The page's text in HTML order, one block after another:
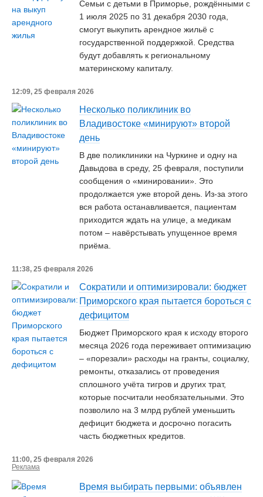
Семьи с детьми в Приморье, рождёнными с
1 июля 2025 по 31 декабря 2030 года,
смогут выкупить арендное жильё с
государственной поддержкой. Средства
будут добавлять к региональному
материнскому капиталу.
12:09, 25 февраля 2026
Несколько поликлиник во
Владивостоке «минируют» второй
день
В две поликлиники на Чуркине и одну на
Давыдова в среду, 25 февраля, поступили
сообщения о «минировании». Это
продолжается уже второй день. Из-за этого
вся работа останавливается, пациентам
приходится ждать на улице, а медикам
потом – навёрстывать упущенное время
приёма.
11:38, 25 февраля 2026
Сократили и оптимизировали: бюджет
Приморского края пытается бороться с
дефицитом
Бюджет Приморского края к исходу второго
месяца 2026 года переживает оптимизацию
– «порезали» расходы на гранты, социалку,
ремонты, отказались от проведения
сплошного учёта тигров и других трат,
которые посчитали необязательными. Это
позволило на 3 млрд рублей уменьшить
дефицит бюджета и досрочно погасить
часть бюджетных кредитов.
11:00, 25 февраля 2026
Реклама
Время выбирать первыми: объявлен